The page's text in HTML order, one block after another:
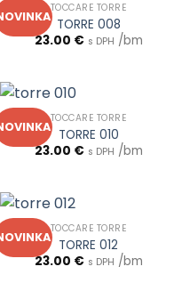
TOCCARE TORRE
TORRE 008
23.00 € s DPH /bm
TOCCARE TORRE
TORRE 010
23.00 € s DPH /bm
TOCCARE TORRE
TORRE 012
23.00 € s DPH /bm